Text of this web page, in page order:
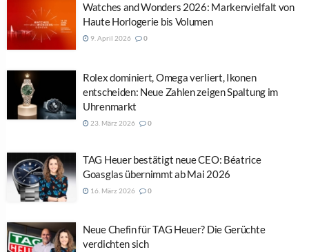
Watches and Wonders 2026: Markenvielfalt von
Haute Horlogerie bis Volumen
9. April 2026 0
Rolex dominiert, Omega verliert, Ikonen
entscheiden: Neue Zahlen zeigen Spaltung im
Uhrenmarkt
23. März 2026 0
TAG Heuer bestätigt neue CEO: Béatrice
Goasglas übernimmt ab Mai 2026
16. März 2026 0
Neue Chefin für TAG Heuer? Die Gerüchte
verdichten sich